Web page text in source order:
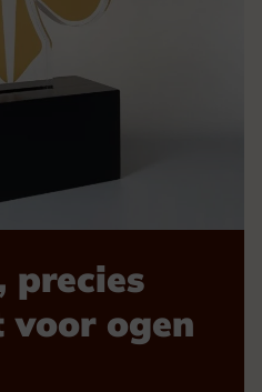
precies
voor ogen